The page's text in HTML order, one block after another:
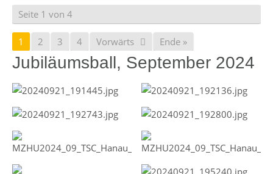
Seite 1 von 4
1 2 3 4 Vorwärts Ende »
Jubiläumsball, September 2024